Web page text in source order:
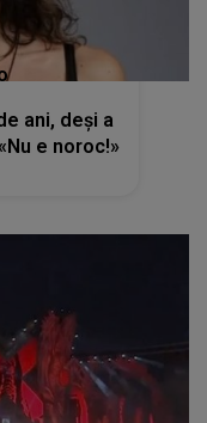
ani, deși a
e noroc!»